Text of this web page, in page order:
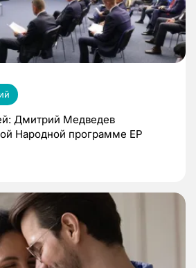
Дмитрий Медведев
Народной программе ЕР